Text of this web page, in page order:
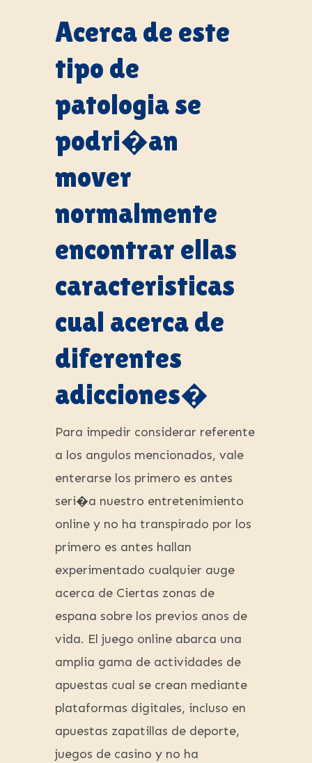
Acerca de este
tipo de
patologia se
podri�an
mover
normalmente
encontrar ellas
caracteristicas
cual acerca de
diferentes
adicciones�
Para impedir considerar referente
a los angulos mencionados, vale
enterarse los primero es antes
seri�a nuestro entretenimiento
online y no ha transpirado por los
primero es antes hallan
experimentado cualquier auge
acerca de Ciertas zonas de
espana sobre los previos anos de
vida. El juego online abarca una
amplia gama de actividades de
apuestas cual se crean mediante
plataformas digitales, incluso en
apuestas zapatillas de deporte,
juegos de casino y no ha